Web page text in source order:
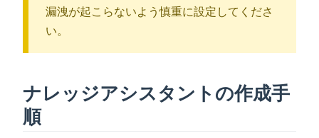
漏洩が起こらないよう慎重に設定してくださ
い。
ナレッジアシスタントの作成手
順